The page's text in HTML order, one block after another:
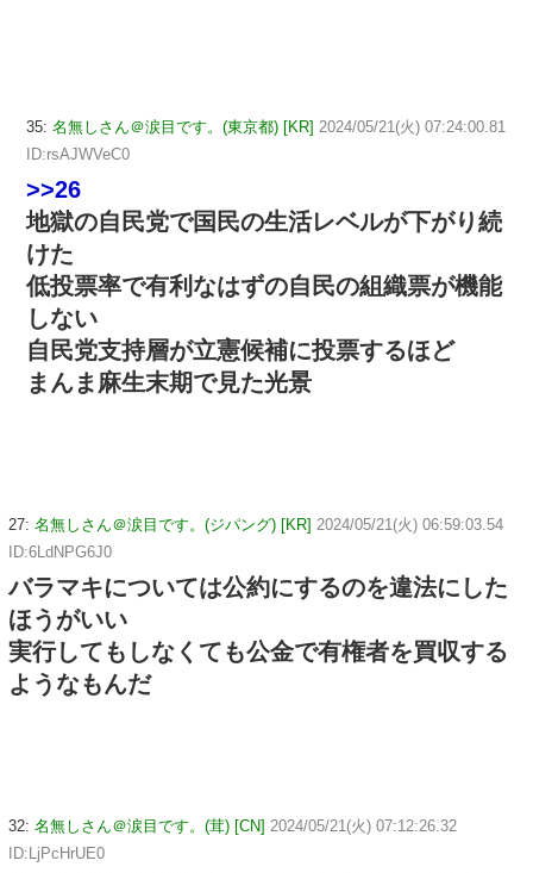
35: 名無しさん＠涙目です。(東京都) [KR] 2024/05/21(火) 07:24:00.81
ID:rsAJWVeC0
>>26
地獄の自民党で国民の生活レベルが下がり続
けた
低投票率で有利なはずの自民の組織票が機能
しない
自民党支持層が立憲候補に投票するほど
まんま麻生末期で見た光景
27: 名無しさん＠涙目です。(ジパング) [KR] 2024/05/21(火) 06:59:03.54
ID:6LdNPG6J0
バラマキについては公約にするのを違法にした
ほうがいい
実行してもしなくても公金で有権者を買収する
ようなもんだ
32: 名無しさん＠涙目です。(茸) [CN] 2024/05/21(火) 07:12:26.32
ID:LjPcHrUE0